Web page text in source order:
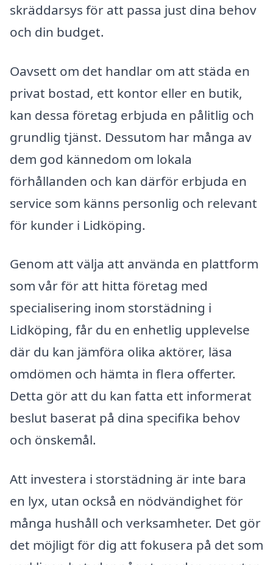
skräddarsys för att passa just dina behov
och din budget.
Oavsett om det handlar om att städa en
privat bostad, ett kontor eller en butik,
kan dessa företag erbjuda en pålitlig och
grundlig tjänst. Dessutom har många av
dem god kännedom om lokala
förhållanden och kan därför erbjuda en
service som känns personlig och relevant
för kunder i Lidköping.
Genom att välja att använda en plattform
som vår för att hitta företag med
specialisering inom storstädning i
Lidköping, får du en enhetlig upplevelse
där du kan jämföra olika aktörer, läsa
omdömen och hämta in flera offerter.
Detta gör att du kan fatta ett informerat
beslut baserat på dina specifika behov
och önskemål.
Att investera i storstädning är inte bara
en lyx, utan också en nödvändighet för
många hushåll och verksamheter. Det gör
det möjligt för dig att fokusera på det som